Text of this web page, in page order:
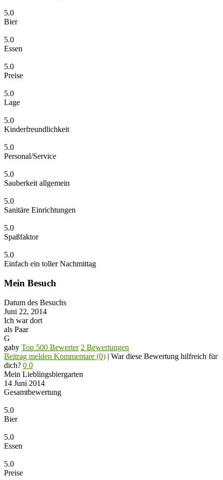
5.0
Bier
5.0
Essen
5.0
Preise
5.0
Lage
5.0
Kinderfreundlichkeit
5.0
Personal/Service
5.0
Sauberkeit allgemein
5.0
Sanitäre Einrichtungen
5.0
Spaßfaktor
5.0
Einfach ein toller Nachmittag
Mein Besuch
Datum des Besuchs
Juni 22, 2014
Ich war dort
als Paar
G
gaby Top 500 Bewerter 2 Bewertungen
Beitrag melden Kommentare (0) | War diese Bewertung hilfreich für
dich? 0 0
Mein Lieblingsbiergarten
14 Juni 2014
Gesamtbewertung
5.0
Bier
5.0
Essen
5.0
Preise